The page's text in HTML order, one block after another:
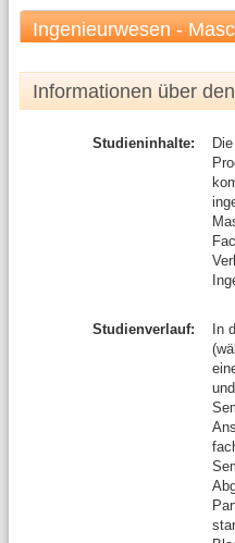
Ingenieurwesen -
Informationen über
Studieninhalte:
Studienverlauf:
In